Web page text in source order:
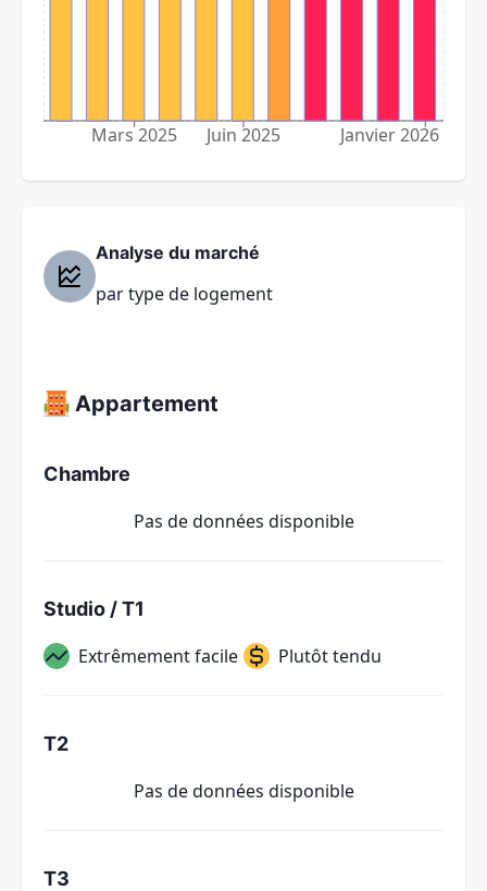
Mars 2025 Juin 2025 Janvier 2026
Analyse du marché
par type de logement
Appartement
Chambre
Pas de données disponible
Studio / T1
Extrêmement facile Plutôt tendu
T2
Pas de données disponible
T3